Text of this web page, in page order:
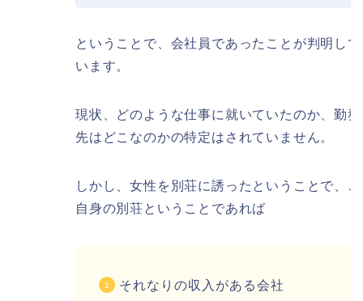
ということで、会社員であったことが判明して
います。
現状、どのような仕事に就いていたのか、勤務
先はどこなのかの特定はされていません。
しかし、女性を別荘に誘ったということで、ご
自身の別荘ということであれば
それなりの収入がある会社